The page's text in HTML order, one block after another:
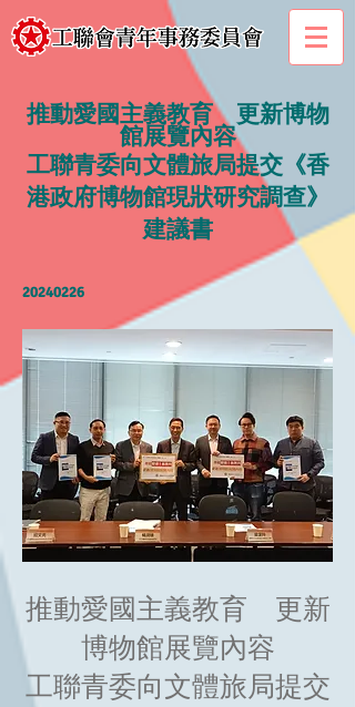
推動愛國主義教育 更新博物
館展覽內容
工聯青委向文體旅局提交《香
港政府博物館現狀研究調查》
建議書
20240226
推動愛國主義教育 更新
博物館展覽內容
工聯青委向文體旅局提交